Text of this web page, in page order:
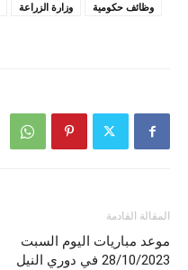
وزارة الزراعة
وظائف حكومية
المقالة القادمة
موعد مباريات اليوم السبت
28/10/2023 في دوري النيل